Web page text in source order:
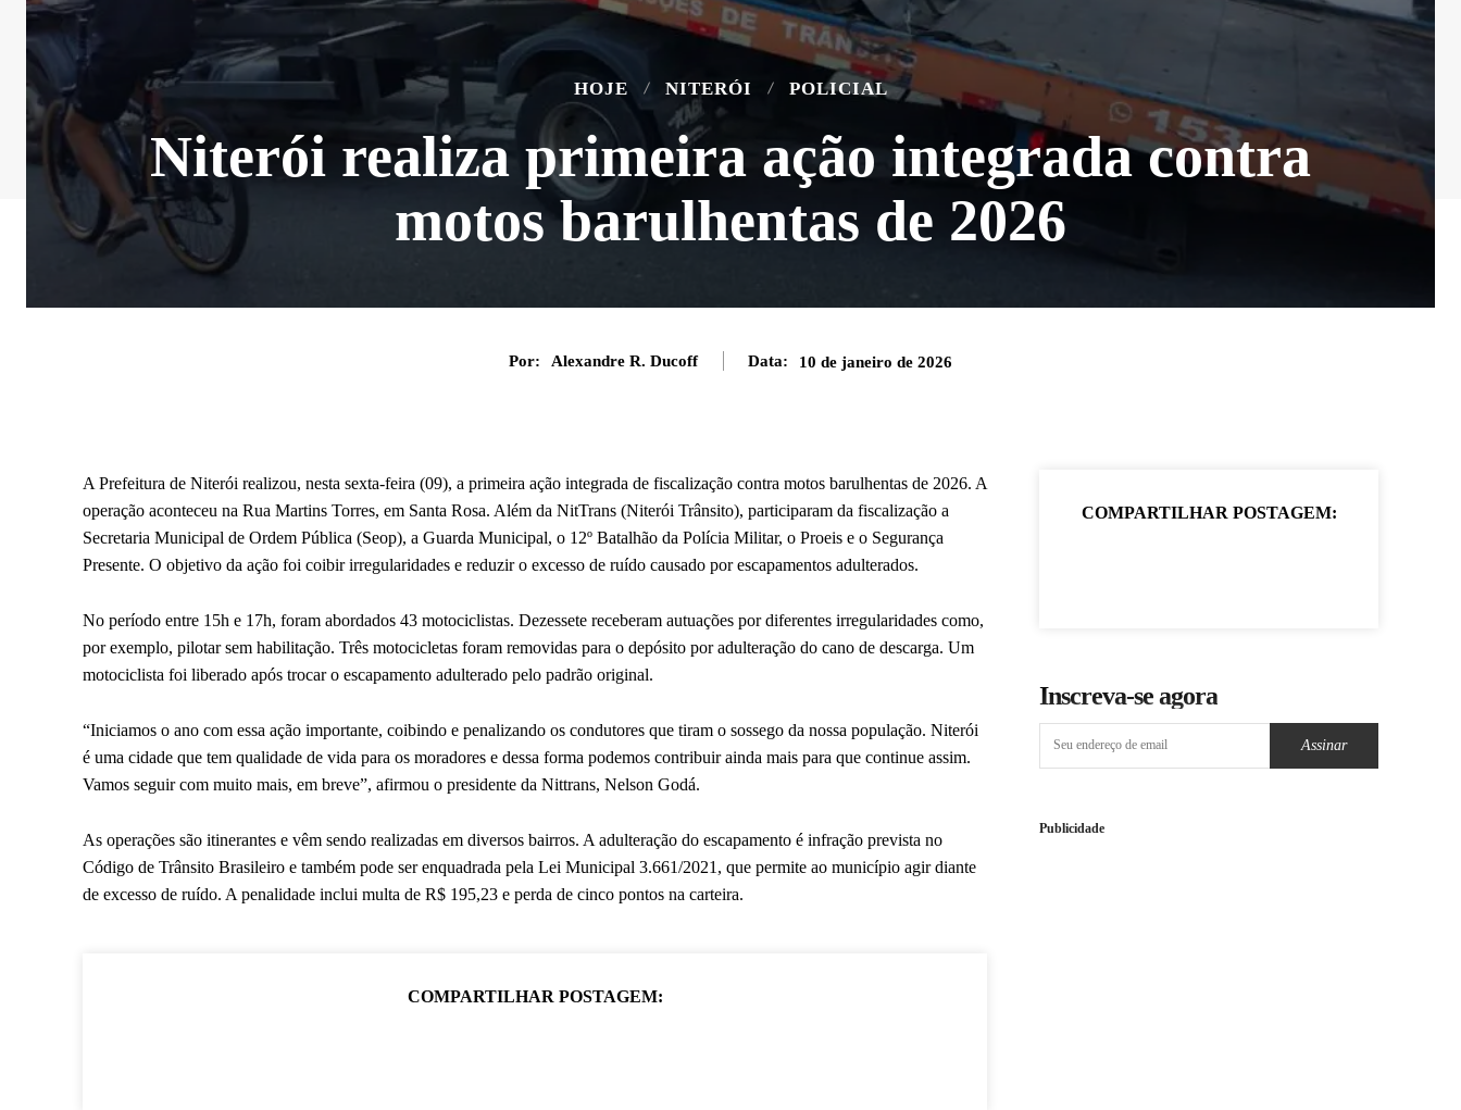
HOJE NITERÓI POLICIAL
Niterói realiza primeira ação integrada contra
motos barulhentas de 2026
Por: Alexandre R. Ducoff Data: 10 de janeiro de 2026
A Prefeitura de Niterói realizou, nesta sexta-feira (09), a primeira ação integrada de fiscalização contra motos barulhentas de 2026. A
operação aconteceu na Rua Martins Torres, em Santa Rosa. Além da NitTrans (Niterói Trânsito), participaram da fiscalização a
Secretaria Municipal de Ordem Pública (Seop), a Guarda Municipal, o 12º Batalhão da Polícia Militar, o Proeis e o Segurança
Presente. O objetivo da ação foi coibir irregularidades e reduzir o excesso de ruído causado por escapamentos adulterados.
No período entre 15h e 17h, foram abordados 43 motociclistas. Dezessete receberam autuações por diferentes irregularidades como,
por exemplo, pilotar sem habilitação. Três motocicletas foram removidas para o depósito por adulteração do cano de descarga. Um
motociclista foi liberado após trocar o escapamento adulterado pelo padrão original.
“Iniciamos o ano com essa ação importante, coibindo e penalizando os condutores que tiram o sossego da nossa população. Niterói
é uma cidade que tem qualidade de vida para os moradores e dessa forma podemos contribuir ainda mais para que continue assim.
Vamos seguir com muito mais, em breve”, afirmou o presidente da Nittrans, Nelson Godá.
As operações são itinerantes e vêm sendo realizadas em diversos bairros. A adulteração do escapamento é infração prevista no
Código de Trânsito Brasileiro e também pode ser enquadrada pela Lei Municipal 3.661/2021, que permite ao município agir diante
de excesso de ruído. A penalidade inclui multa de R$ 195,23 e perda de cinco pontos na carteira.
COMPARTILHAR POSTAGEM:
COMPARTILHAR POSTAGEM:
Inscreva-se agora
Assinar
Publicidade